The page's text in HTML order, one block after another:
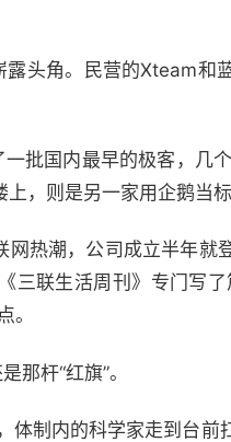
头角。民营的Xteam和
批国内最早的极客，几
，则是另一家用企鹅当标
热潮，公司成立半年就
联生活周刊》专门写了
。
那杆“红旗”。
体制内的科学家走到台前